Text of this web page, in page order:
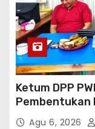
Ketum DPP
Pembentukan
Susunan Dan
Agu 6, 2026